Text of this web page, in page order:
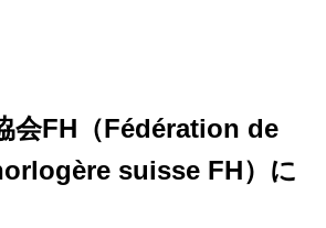
会FH（Fédération de
suisse FH）に